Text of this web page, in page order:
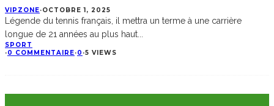
VIPZONE·OCTOBRE 1, 2025
Légende du tennis français, il mettra un terme à une carrière
longue de 21 années au plus haut...
SPORT
·0 COMMENTAIRE·0 ·5 VIEWS